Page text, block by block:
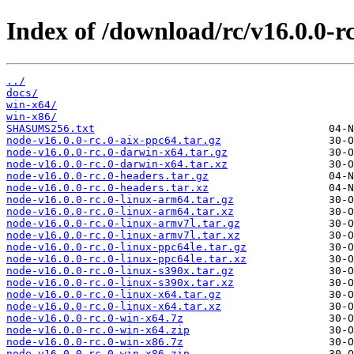
Index of /download/rc/v16.0.0-
../
docs/
win-x64/
win-x86/
SHASUMS256.txt
node-v16.0.0-rc.0-aix-ppc64.tar.gz
node-v16.0.0-rc.0-darwin-x64.tar.gz
node-v16.0.0-rc.0-darwin-x64.tar.xz
node-v16.0.0-rc.0-headers.tar.gz
node-v16.0.0-rc.0-headers.tar.xz
node-v16.0.0-rc.0-linux-arm64.tar.gz
node-v16.0.0-rc.0-linux-arm64.tar.xz
node-v16.0.0-rc.0-linux-armv7l.tar.gz
node-v16.0.0-rc.0-linux-armv7l.tar.xz
node-v16.0.0-rc.0-linux-ppc64le.tar.gz
node-v16.0.0-rc.0-linux-ppc64le.tar.xz
node-v16.0.0-rc.0-linux-s390x.tar.gz
node-v16.0.0-rc.0-linux-s390x.tar.xz
node-v16.0.0-rc.0-linux-x64.tar.gz
node-v16.0.0-rc.0-linux-x64.tar.xz
node-v16.0.0-rc.0-win-x64.7z
node-v16.0.0-rc.0-win-x64.zip
node-v16.0.0-rc.0-win-x86.7z